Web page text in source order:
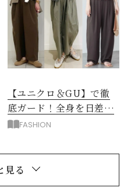
【ユニクロ＆GU】で徹
底ガード！全身を日差し
から守る「UVカット」ア
FASHION
見る